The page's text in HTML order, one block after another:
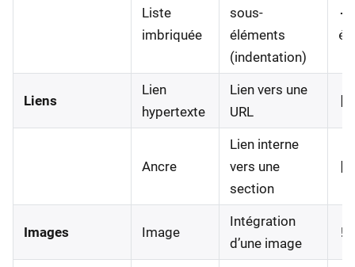
Liste
imbriquée
sous-
éléments
(indentation)
-
Liens
Lien
hypertexte
Lien vers une
URL
Ancre
Lien interne
vers une
section
Images Image
Intégration
d’une image